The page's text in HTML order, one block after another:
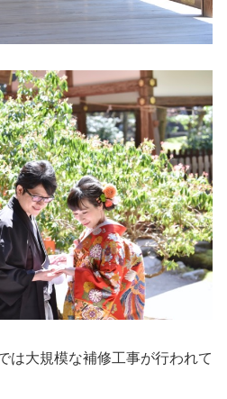
は大規模な補修工事が行われて